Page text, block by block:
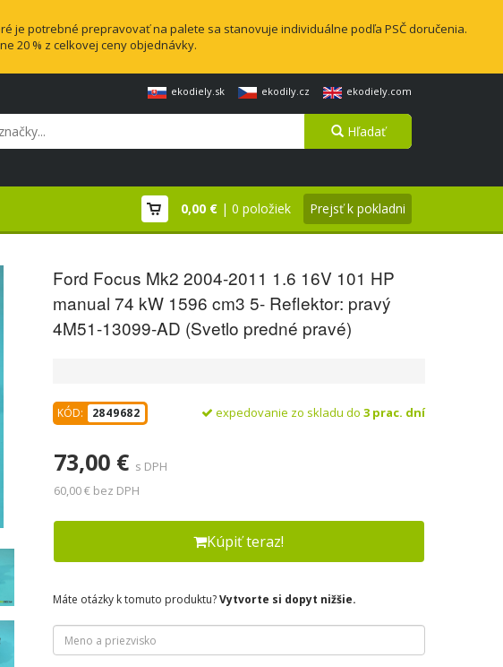
je potrebné prepravovať na palete sa stanovuje individuálne podľa PSČ doručenia.
20 % z celkovej ceny objednávky.
ekodiely.sk ekodily.cz ekodiely.com
Hľadať
0,00 € | 0 položiek Prejsť k pokladni
Ford Focus Mk2 2004-2011 1.6 16V 101 HP
manual 74 kW 1596 cm3 5- Reflektor: pravý
4M51-13099-AD (Svetlo predné pravé)
KÓD: 2849682 expedovanie zo skladu do 3 prac. dní
73,00 € s DPH
60,00 € bez DPH
Kúpiť teraz!
Máte otázky k tomuto produktu?Vytvorte si dopyt nižšie.